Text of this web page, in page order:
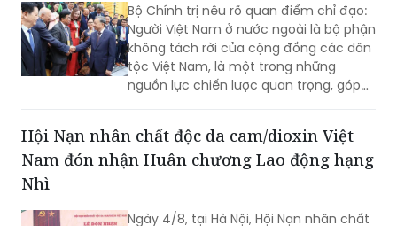
thực hiện mục tiêu tăng trưởng 2 con
số.
Bộ Chính trị nêu rõ quan điểm chỉ đạo:
Người Việt Nam ở nước ngoài là bộ phận
không tách rời của cộng đồng các dân
tộc Việt Nam, là một trong những
nguồn lực chiến lược quan trọng, góp
thế giới...
Hội Nạn nhân chất độc da cam/dioxin Việt
Nam đón nhận Huân chương Lao động hạng
Nhì
Ngày 4/8, tại Hà Nội, Hội Nạn nhân chất